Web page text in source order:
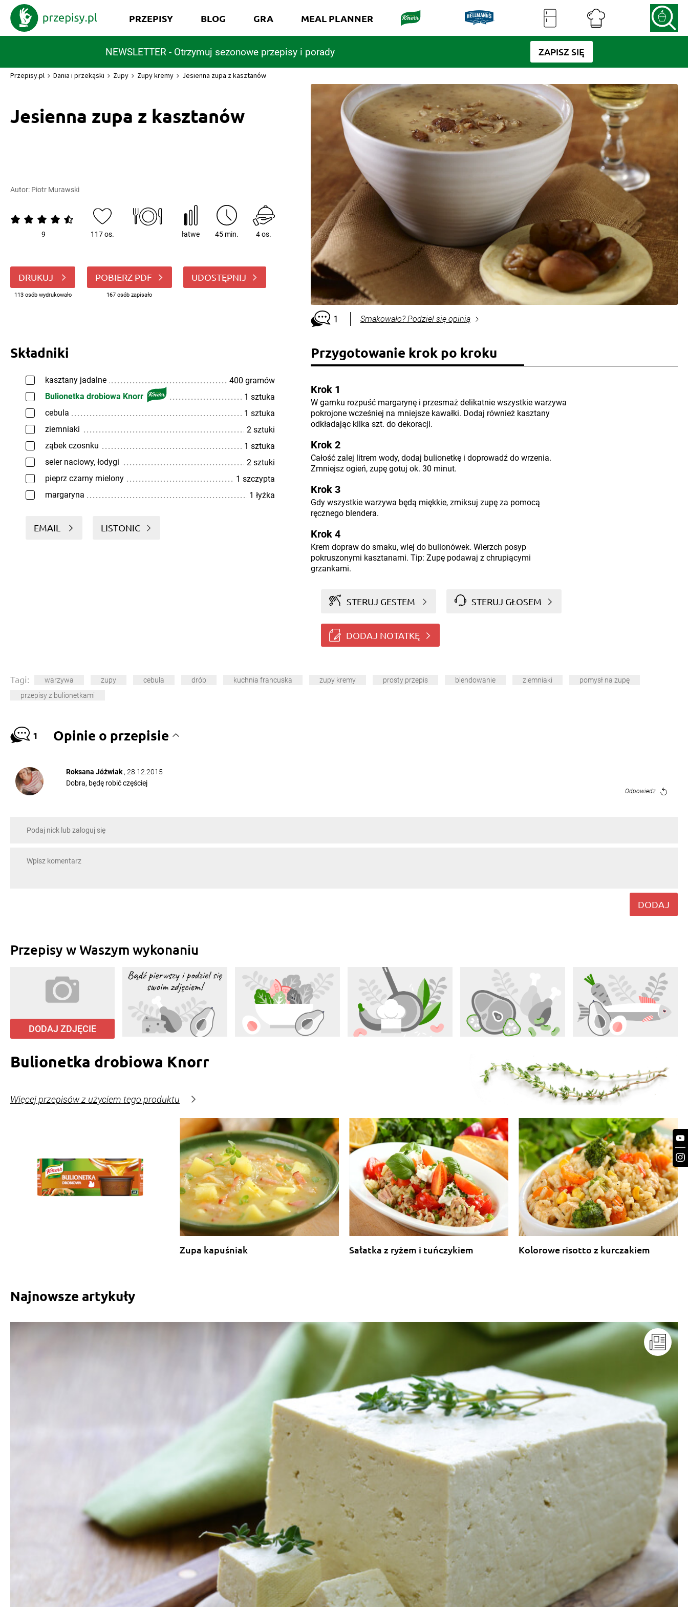
NEWSLETTER - Otrzymuj sezonowe przepisy i porady ZAPISZ SIĘ
PRZEPISY BLOG GRA MEAL PLANNER
Przepisy.pl Dania i przekąski Zupy Zupy kremy Jesienna zupa z kasztanów
Jesienna zupa z kasztanów
Autor: Piotr Murawski
9 117 os. łatwe 45 min. 4 os.
DRUKUJ
113 osób wydrukowało
POBIERZ PDF
167 osób zapisało
UDOSTĘPNIJ
1 Smakowało? Podziel się opinią
Składniki
kasztany jadalne
400 gramów
Bulionetka drobiowa Knorr
1 sztuka
cebula
1 sztuka
ziemniaki
2 sztuki
ząbek czosnku
1 sztuka
seler naciowy, łodygi
2 sztuki
pieprz czarny mielony
1 szczypta
margaryna
1 łyżka
EMAIL LISTONIC
Przygotowanie krok po kroku
Krok 1
W garnku rozpuść margarynę i przesmaż delikatnie wszystkie warzywa
pokrojone wcześniej na mniejsze kawałki. Dodaj również kasztany
odkładając kilka szt. do dekoracji.
Krok 2
Całość zalej litrem wody, dodaj bulionetkę i doprowadź do wrzenia.
Zmniejsz ogień, zupę gotuj ok. 30 minut.
Krok 3
Gdy wszystkie warzywa będą miękkie, zmiksuj zupę za pomocą
ręcznego blendera.
Krok 4
Krem dopraw do smaku, wlej do bulionówek. Wierzch posyp
pokruszonymi kasztanami. Tip: Zupę podawaj z chrupiącymi
grzankami.
STERUJ GESTEM STERUJ GŁOSEM
DODAJ NOTATKĘ
Tagi: warzywa zupy cebula drób kuchnia francuska zupy kremy prosty przepis blendowanie ziemniaki
pomysł na zupę
przepisy z bulionetkami
1 Opinie o przepisie
Roksana Jóżwiak, 28.12.2015
Dobra, będę robić częściej
Odpowiedz
DODAJ
Przepisy w Waszym wykonaniu
DODAJ ZDJĘCIE
Bulionetka drobiowa Knorr
Więcej przepisów z użyciem tego produktu
Zupa kapuśniak Sałatka z ryżem i tuńczykiem Kolorowe risotto z kurczakiem
Najnowsze artykuły